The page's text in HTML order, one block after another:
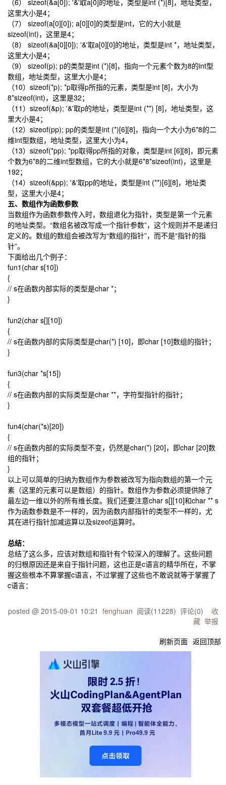
（6） sizeof(&a[0]); '&'取a[0]的地址，类型是int (*)[8]，地址类型，
这里大小是4；
（7） sizeof(a[0][0]); a[0][0]的类型是int，它的大小就是
sizeof(int)，这里是4；
（8） sizeof(&a[0][0]); '&'取a[0][0]的地址，类型是int *，地址类型，
这里大小是4；
（9） sizeof(p); p的类型是int (*)[8]，指向一个元素个数为8的int型
数组，地址类型，这里大小是4；
（10）sizeof(*p); *p取得p所指的元素，类型是int [8]，大小为
8*sizeof(int)，这里是32；
（11）sizeof(&p); '&'取p的地址，类型是int (**) [8]，地址类型，这
里大小是4；
（12）sizeof(pp); pp的类型是int (*)[6][8]，指向一个大小为6*8的二
维int型数组，地址类型，这里大小为4，
（13）sizeof(*pp); *pp取得pp所指的对象，类型是int [6][8]，即元素
个数为6*8的二维int型数组，它的大小就是6*8*sizeof(int)，这里是
192；
（14）sizeof(&pp); '&'取pp的地址，类型是int (**)[6][8]，地址类
型，这里大小是4；
五、数组作为函数参数
当数组作为函数参数传入时，数组退化为指针，类型是第一个元素
的地址类型。“数组名被改写成一个指针参数”，这个规则并不是递归
定义的。数组的数组会被改写为“数组的指针”，而不是“指针的指
针”。
下面给出几个例子：
fun1(char s[10])
{
// s在函数内部实际的类型是char *；
}
fun2(char s[][10])
{
// s在函数内部的实际类型是char(*) [10]，即char [10]数组的指针；
}
fun3(char *s[15])
{
// s在函数内部的实际类型是char **，字符型指针的指针；
}
fun4(char(*s)[20])
{
// s在函数内部的实际类型不变，仍然是char(*) [20]，即char [20]数
组的指针；
}
以上可以简单的归纳为数组作为参数被改写为指向数组的第一个元
素（这里的元素可以是数组）的指针。数组作为参数必须提供除了
最左边一维以外的所有维长度。我们还要注意char s[][10]和char ** s
作为函数参数是不一样的，因为函数内部指针的类型不一样的，尤
其在进行指针加减运算以及sizeof运算时。
总结：
总结了这么多，应该对数组和指针有个较深入的理解了。这些问题
的归根原因还是来自于指针问题，这也正是c语言的精华所在，不掌
握这些根本不算掌握c语言，不过掌握了这些也不敢说就等于掌握了
c语言：
posted @ 2015-09-01 10:21 fenghuan 阅读(11228) 评论(0) 收
藏 举报
刷新页面 返回顶部